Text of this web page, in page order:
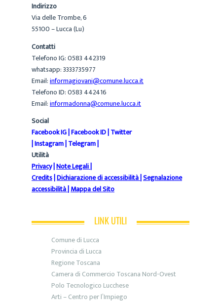
Indirizzo
Via delle Trombe, 6
55100 – Lucca (Lu)
Contatti
Telefono IG: 0583 442319
whatsapp: 3333735977
Email:informagiovani@comune.lucca.it
Telefono ID: 0583 442416
Email:informadonna@comune.lucca.it
Social
Facebook IG|Facebook ID|Twitter
|Instagram|Telegram|
Utilità
Privacy|Note Legali|
Credits|Dichiarazione di accessibilità|Segnalazione
accessibilità|Mappa del Sito
LINK UTILI
Comune di Lucca
Provincia di Lucca
Regione Toscana
Camera di Commercio Toscana Nord-Ovest
Polo Tecnologico Lucchese
Arti – Centro per l’Impiego